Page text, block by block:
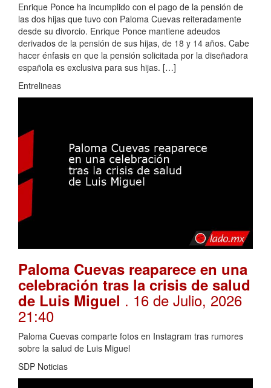
Enrique Ponce ha incumplido con el pago de la pensión de
las dos hijas que tuvo con Paloma Cuevas reiteradamente
desde su divorcio. Enrique Ponce mantiene adeudos
derivados de la pensión de sus hijas, de 18 y 14 años. Cabe
hacer énfasis en que la pensión solicitada por la diseñadora
española es exclusiva para sus hijas. […]
Entrelineas
Paloma Cuevas reaparece en una
celebración tras la crisis de salud
de Luis Miguel . 16 de Julio, 2026
21:40
Paloma Cuevas comparte fotos en Instagram tras rumores
sobre la salud de Luis Miguel
SDP Noticias